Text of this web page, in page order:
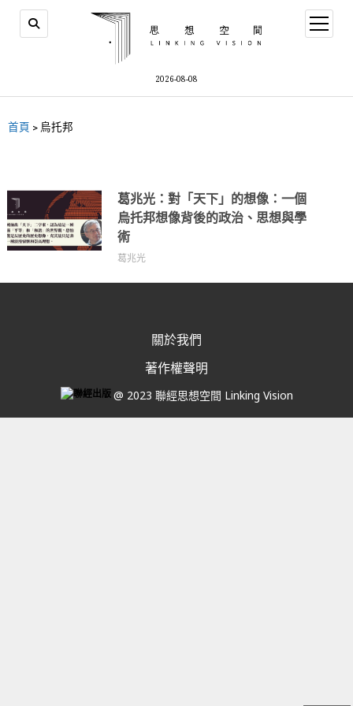
2026-08-08
首頁 > 烏托邦
葛兆光：對「天下」的想像：一個
烏托邦想像背後的政治、思想與學
術
葛兆光
關於我們
著作權聲明
@ 2023 聯經思想空間 Linking Vision